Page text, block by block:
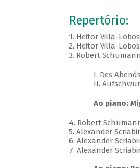
Repertório:
1. Heitor Villa-
2. Heitor Villa-
3. Robert
I. Des Abends
II.
Ao piano:
4. Robert
5. Alexander
6. Alexander
7. Alexander